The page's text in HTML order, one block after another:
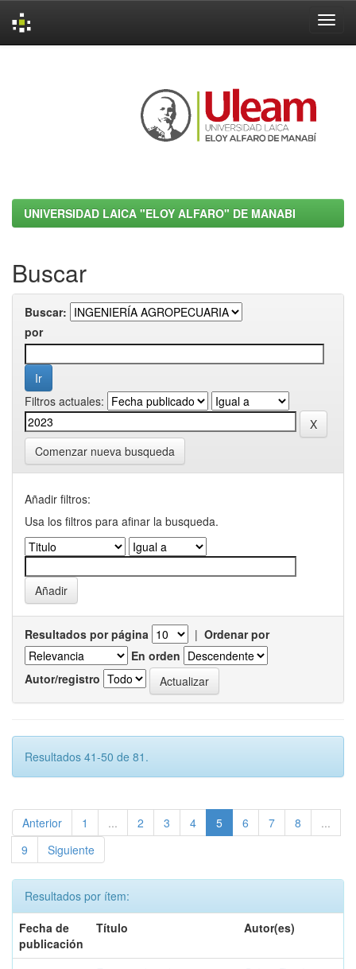
UNIVERSIDAD LAICA "ELOY ALFARO" DE MANABI
Buscar
Buscar:
por
Filtros actuales:
Comenzar nueva busqueda
Añadir filtros:
Usa los filtros para afinar la busqueda.
Resultados por página | Ordenar por
En orden
Autor/registro
Resultados 41-50 de 81.
Anterior 1 ... 2 3 4 5 6 7 8
...
9
Siguiente
Resultados por ítem:
Fecha de
publicación
Título Autor(es)